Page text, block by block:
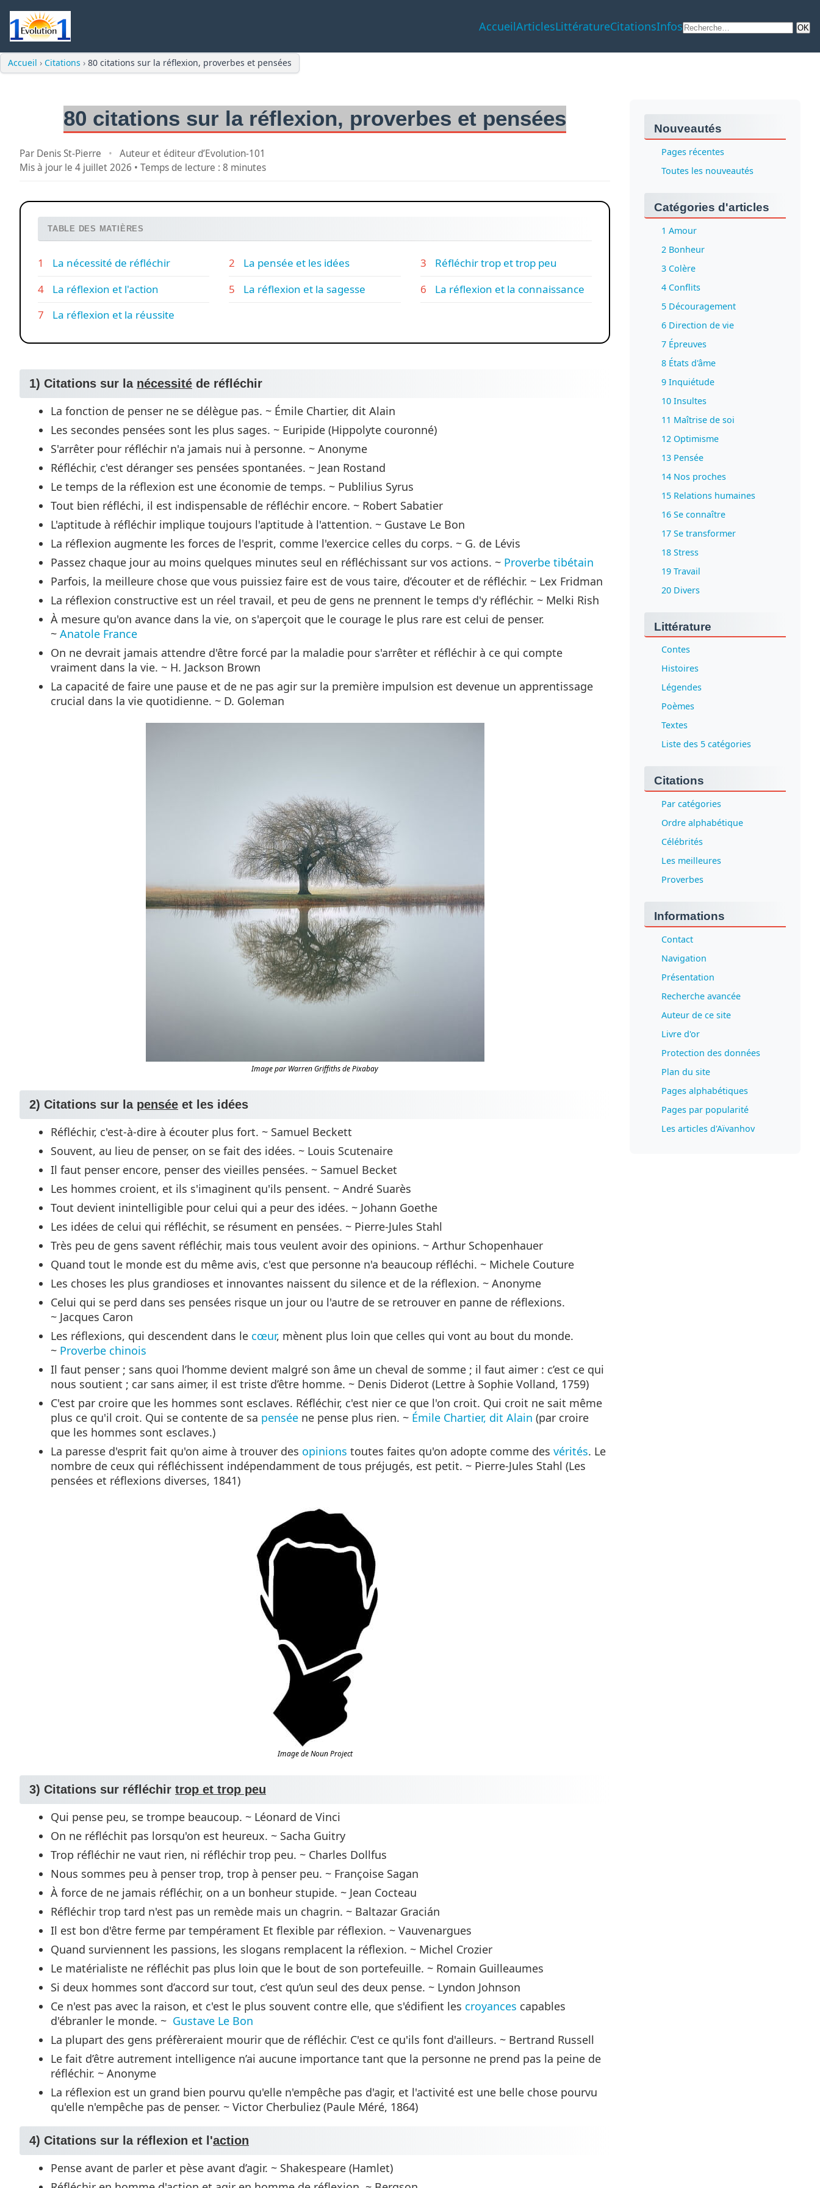
AccueilArticlesLittératureCitationsInfos
Accueil › Citations › 80 citations sur la réflexion, proverbes et pensées
80 citations sur la réflexion, proverbes et pensées
Par Denis St-Pierre •
Auteur et éditeur d’Evolution-101
Mis à jour le 4 juillet 2026 • Temps de lecture : 8 minutes
TABLE DES MATIÈRES
La nécessité de réfléchir La pensée et les idées
Réfléchir trop et trop peu
La réflexion et l'action
La réflexion et la sagesse
La réflexion et la connaissance
La réflexion et la réussite
1) Citations sur la nécessité de réfléchir
La fonction de penser ne se délègue pas. ~ Émile Chartier, dit Alain
Les secondes pensées sont les plus sages. ~ Euripide (Hippolyte couronné)
S'arrêter pour réfléchir n'a jamais nui à personne. ~ Anonyme
Réfléchir, c'est déranger ses pensées spontanées. ~ Jean Rostand
Le temps de la réflexion est une économie de temps. ~ Publilius Syrus
Tout bien réfléchi, il est indispensable de réfléchir encore. ~ Robert Sabatier
L'aptitude à réfléchir implique toujours l'aptitude à l'attention. ~ Gustave Le Bon
La réflexion augmente les forces de l'esprit, comme l'exercice celles du corps. ~ G. de Lévis
Passez chaque jour au moins quelques minutes seul en réfléchissant sur vos actions. ~ Proverbe tibétain
Parfois, la meilleure chose que vous puissiez faire est de vous taire, d’écouter et de réfléchir. ~ Lex Fridman
La réflexion constructive est un réel travail, et peu de gens ne prennent le temps d'y réfléchir. ~ Melki Rish
À mesure qu'on avance dans la vie, on s'aperçoit que le courage le plus rare est celui de penser.
~Anatole France
On ne devrait jamais attendre d'être forcé par la maladie pour s'arrêter et réfléchir à ce qui compte
vraiment dans la vie. ~ H. Jackson Brown
La capacité de faire une pause et de ne pas agir sur la première impulsion est devenue un apprentissage
crucial dans la vie quotidienne. ~ D. Goleman
Image par Warren Griffiths de Pixabay
2) Citations sur la pensée et les idées
Réfléchir, c'est-à-dire à écouter plus fort. ~ Samuel Beckett
Souvent, au lieu de penser, on se fait des idées. ~ Louis Scutenaire
Il faut penser encore, penser des vieilles pensées. ~ Samuel Becket
Les hommes croient, et ils s'imaginent qu'ils pensent. ~ André Suarès
Tout devient inintelligible pour celui qui a peur des idées. ~ Johann Goethe
Les idées de celui qui réfléchit, se résument en pensées. ~ Pierre-Jules Stahl
Très peu de gens savent réfléchir, mais tous veulent avoir des opinions. ~ Arthur Schopenhauer
Quand tout le monde est du même avis, c'est que personne n'a beaucoup réfléchi. ~ Michele Couture
Les choses les plus grandioses et innovantes naissent du silence et de la réflexion. ~ Anonyme
Celui qui se perd dans ses pensées risque un jour ou l'autre de se retrouver en panne de réflexions.
~ Jacques Caron
Les réflexions, qui descendent dans le cœur, mènent plus loin que celles qui vont au bout du monde.
~ Proverbe chinois
Il faut penser ; sans quoi l’homme devient malgré son âme un cheval de somme ; il faut aimer : c’est ce qui
nous soutient ; car sans aimer, il est triste d’être homme. ~ Denis Diderot (Lettre à Sophie Volland, 1759)
C'est par croire que les hommes sont esclaves. Réfléchir, c'est nier ce que l'on croit. Qui croit ne sait même
plus ce qu'il croit. Qui se contente de sa pensée ne pense plus rien. ~ Émile Chartier, dit Alain(par croire
que les hommes sont esclaves.)
La paresse d'esprit fait qu'on aime à trouver des opinions toutes faites qu'on adopte comme desvérités. Le
nombre de ceux qui réfléchissent indépendamment de tous préjugés, est petit. ~ Pierre-Jules Stahl (Les
pensées et réflexions diverses, 1841)
Image de Noun Project
3) Citations sur réfléchir trop et trop peu
Qui pense peu, se trompe beaucoup. ~ Léonard de Vinci
On ne réfléchit pas lorsqu'on est heureux. ~ Sacha Guitry
Trop réfléchir ne vaut rien, ni réfléchir trop peu. ~ Charles Dollfus
Nous sommes peu à penser trop, trop à penser peu. ~ Françoise Sagan
À force de ne jamais réfléchir, on a un bonheur stupide. ~ Jean Cocteau
Réfléchir trop tard n'est pas un remède mais un chagrin. ~ Baltazar Gracián
Il est bon d'être ferme par tempérament Et flexible par réflexion. ~ Vauvenargues
Quand surviennent les passions, les slogans remplacent la réflexion. ~ Michel Crozier
Le matérialiste ne réfléchit pas plus loin que le bout de son portefeuille. ~ Romain Guilleaumes
Si deux hommes sont d’accord sur tout, c’est qu’un seul des deux pense. ~ Lyndon Johnson
Ce n'est pas avec la raison, et c'est le plus souvent contre elle, que s'édifient les croyances capables
d'ébranler le monde. ~ Gustave Le Bon
La plupart des gens préfèreraient mourir que de réfléchir. C'est ce qu'ils font d'ailleurs. ~ Bertrand Russell
Le fait d’être autrement intelligence n’ai aucune importance tant que la personne ne prend pas la peine de
réfléchir. ~ Anonyme
La réflexion est un grand bien pourvu qu'elle n'empêche pas d'agir, et l'activité est une belle chose pourvu
qu'elle n'empêche pas de penser. ~ Victor Cherbuliez (Paule Méré, 1864)
4) Citations sur la réflexion et l'action
Pense avant de parler et pèse avant d’agir. ~ Shakespeare (Hamlet)
Nouveautés
Pages récentes
Toutes les nouveautés
Catégories d'articles
1 Amour
2 Bonheur
3 Colère
4 Conflits
5 Découragement
6 Direction de vie
7 Épreuves
8 États d'âme
9 Inquiétude
10 Insultes
11 Maîtrise de soi
12 Optimisme
13 Pensée
14 Nos proches
15 Relations humaines
16 Se connaître
17 Se transformer
18 Stress
19 Travail
20 Divers
Littérature
Contes
Histoires
Légendes
Poèmes
Textes
Liste des 5 catégories
Citations
Par catégories
Ordre alphabétique
Célébrités
Les meilleures
Proverbes
Informations
Contact
Navigation
Présentation
Recherche avancée
Auteur de ce site
Livre d'or
Protection des données
Plan du site
Pages alphabétiques
Pages par popularité
Les articles d'Aïvanhov